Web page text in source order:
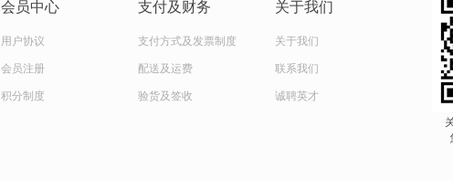
会员中心
用户协议
会员注册
积分制度
支付及财务
支付方式及发票制度
配送及运费
验货及签收
关于我们
关于我们
联系我们
诚聘英才